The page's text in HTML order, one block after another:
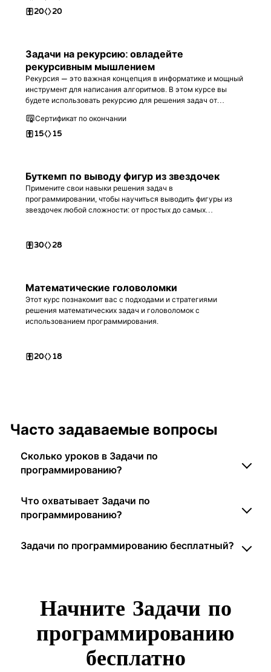
20 20
Задачи на рекурсию: овладейте
рекурсивным мышлением
Рекурсия — это важная концепция в информатике и мощный
инструмент для написания алгоритмов. В этом курсе вы
будете использовать рекурсию для решения задач от
настоящим экспертом в этой теме.
Сертификат по окончании
15 15
Буткемп по выводу фигур из звездочек
Примените свои навыки решения задач в
программировании, чтобы научиться выводить фигуры из
звездочек любой сложности: от простых до самых
вычислениями.
30 28
Математические головоломки
Этот курс познакомит вас с подходами и стратегиями
решения математических задач и головоломок с
использованием программирования.
20 18
Часто задаваемые вопросы
Сколько уроков в Задачи по
программированию?
Что охватывает Задачи по
программированию?
Задачи по программированию бесплатный?
Начните Задачи по
программированию
бесплатно